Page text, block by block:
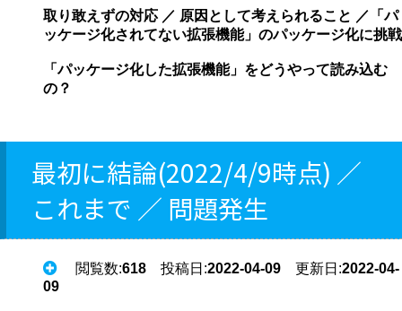
取り敢えずの対応 ／ 原因として考えられること ／「パ
ッケージ化されてない拡張機能」のパッケージ化に挑戦
「パッケージ化した拡張機能」をどうやって読み込む
の？
最初に結論(2022/4/9時点) ／
これまで ／ 問題発生
閲覧数:618 投稿日:2022-04-09 更新日:2022-04-
09